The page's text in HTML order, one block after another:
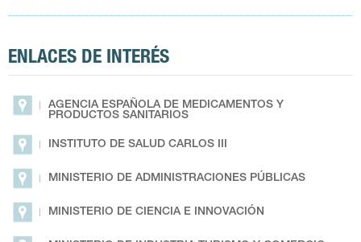
ENLACES DE INTERÉS
AGENCIA ESPAÑOLA DE MEDICAMENTOS Y
PRODUCTOS SANITARIOS
INSTITUTO DE SALUD CARLOS III
MINISTERIO DE ADMINISTRACIONES PÚBLICAS
MINISTERIO DE CIENCIA E INNOVACIÓN